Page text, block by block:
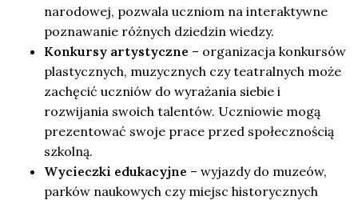
narodowej, pozwala uczniom na interaktywne
poznawanie różnych dziedzin wiedzy.
Konkursy artystyczne – organizacja konkursów
plastycznych, muzycznych czy teatralnych może
zachęcić uczniów do wyrażania siebie i
rozwijania swoich talentów. Uczniowie mogą
prezentować swoje prace przed społecznością
szkolną.
Wycieczki edukacyjne – wyjazdy do muzeów,
parków naukowych czy miejsc historycznych